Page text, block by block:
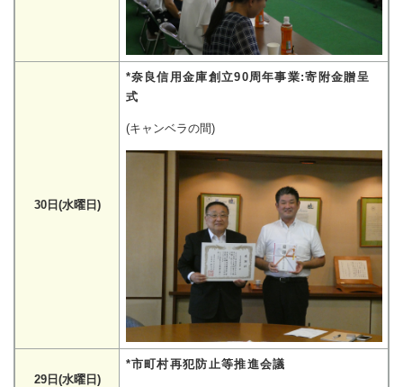
30日(水曜日)
*奈良信用金庫創立90周年事業:寄附金贈呈
式
(キャンベラの間)
29日(水曜日)
*市町村再犯防止等推進会議